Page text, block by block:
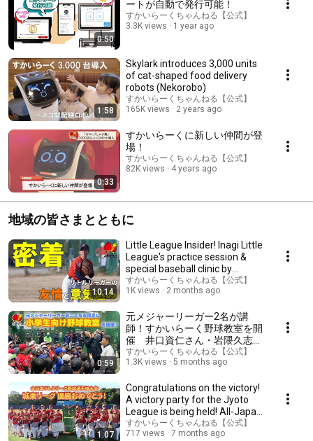
0:50
ートが自動で発行可能！
すかいらーくちゃんねる【公式】
3.3K views
1 year ago
1:58
Skylark introduces 3,000 units
of cat-shaped food delivery
robots (Nekorobo)
すかいらーくちゃんねる【公式】
165K views
2 years ago
0:33
すかいらーくに新しい仲間が登
場！
すかいらーくちゃんねる【公式】
82K views
4 years ago
地域の皆さまとともに
10:14
Little League Insider! Inagi Little
League's practice session &
special baseball clinic by
former...
すかいらーくちゃんねる【公式】
1K views
2 months ago
0:59
元メジャーリーガー2名が講
師！すかいらーく野球教室を開
催 井口資仁さん・岩隈久志さ
んのご指南に約200名の子ども
たちが熱狂
すかいらーくちゃんねる【公式】
1.3K views
5 months ago
1:07
Congratulations on the victory!
A victory party for the Jyoto
League is being held! All-Japan
Lit...
すかいらーくちゃんねる【公式】
717 views
7 months ago